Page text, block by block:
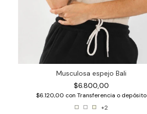
Musculosa espejo Bali
$6.800,00
$6.120,00 con Transferencia o depósito
+2